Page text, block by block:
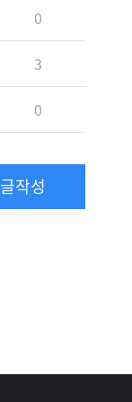
0
3
0
글작성